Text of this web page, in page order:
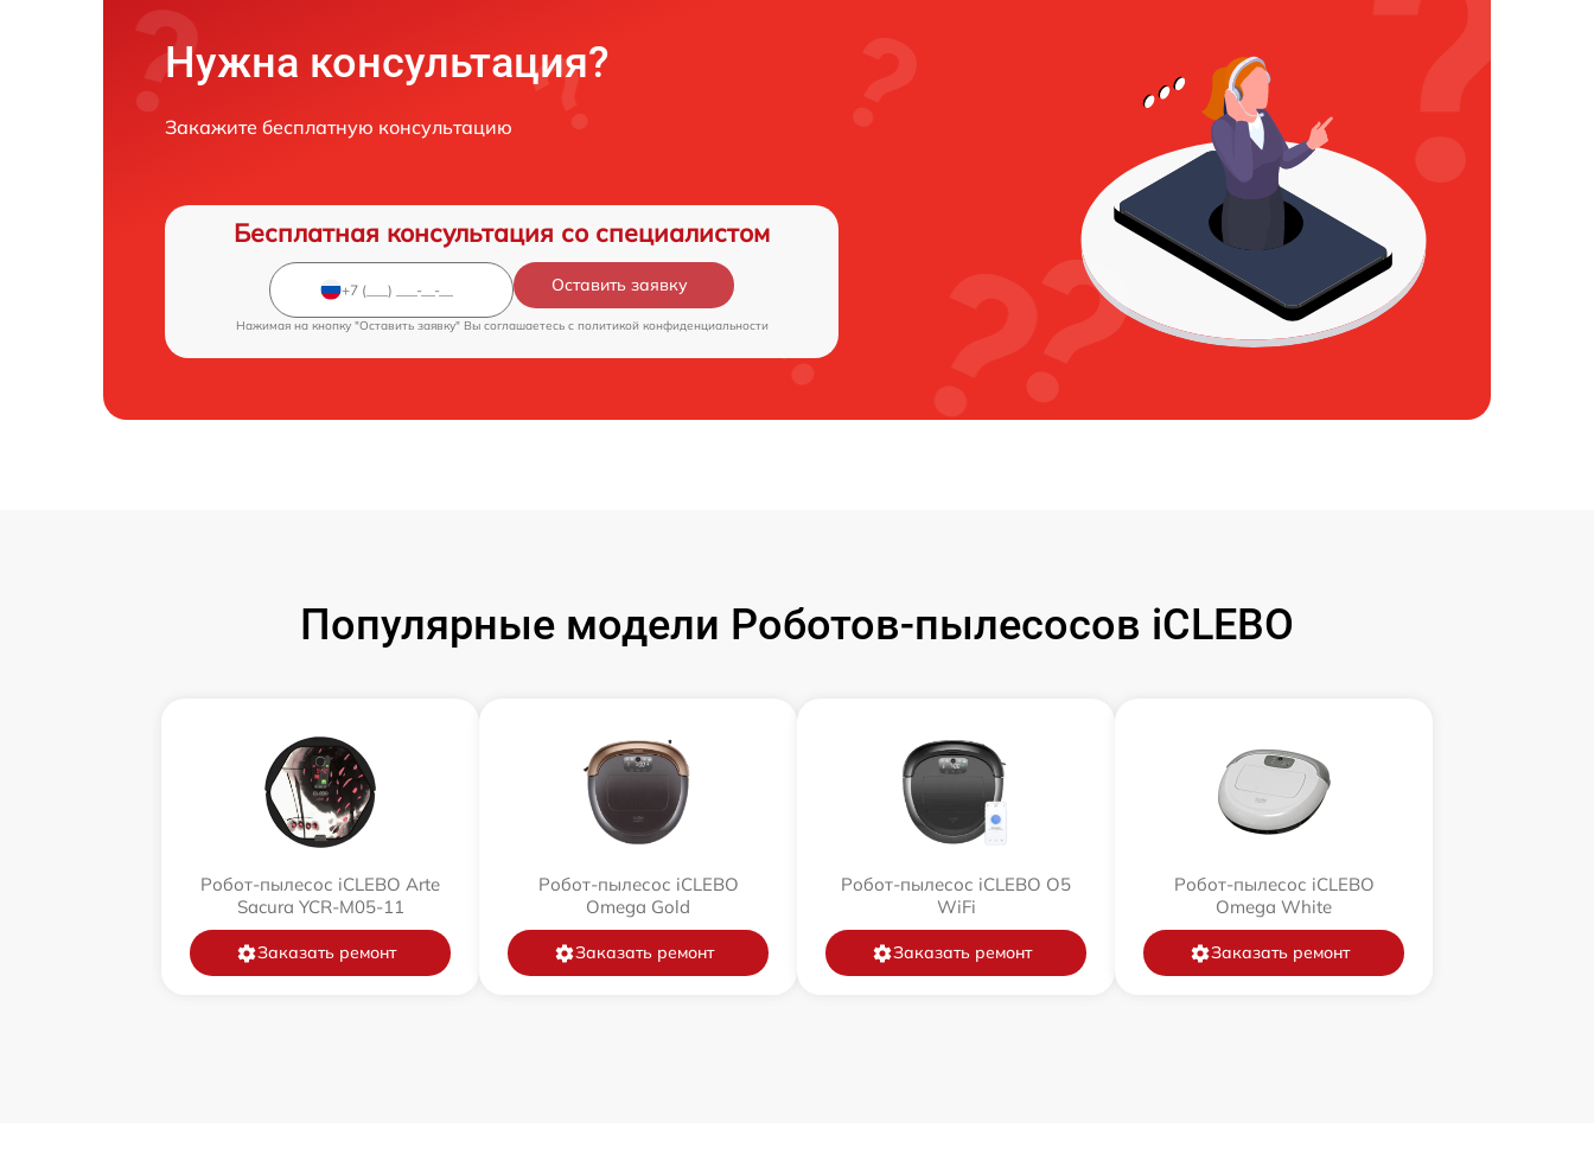
Нужна консультация?
Закажите бесплатную консультацию
Бесплатная консультация со специалистом
Оставить заявку
Нажимая на кнопку "Оставить заявку" Вы соглашаетесь c политикой конфиденциальности
Популярные модели Роботов-пылесосов iCLEBO
Робот-пылесос iCLEBO Arte
Sacura YCR-M05-11
Заказать ремонт
Робот-пылесос iCLEBO
Omega Gold
Заказать ремонт
Робот-пылесос iCLEBO O5
WiFi
Заказать ремонт
Робот-пылесос iCLEBO
Omega White
Заказать ремонт